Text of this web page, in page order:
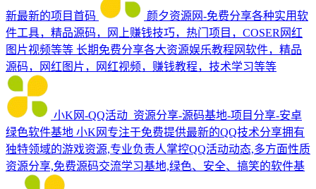
新最新的项目首码
颜夕资源网-免费分享各种实用软
件工具，精品源码，网上赚钱技巧，热门项目，COSER网红
图片视频等等 长期免费分享各大资源娱乐教程网软件，精品
源码，网红图片，网红视频，赚钱教程，技术学习等等
小K网-QQ活动_资源分享-源码基地-项目分享-安卓
绿色软件基地 小K网专注于免费提供最新的QQ技术分享拥有
独特领域的游戏资源,专业负责人掌控QQ活动动态,多方面性质
资源分享,免费源码交流学习基地,绿色、安全、搞笑的软件基